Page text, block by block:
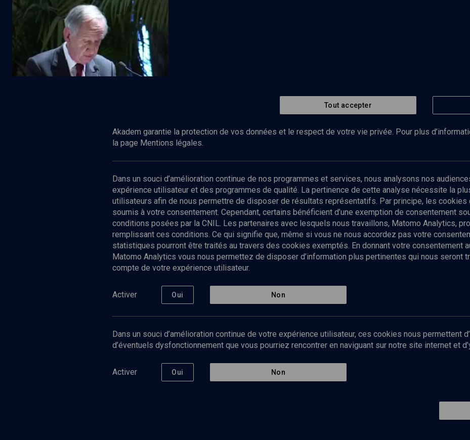
Abonnez-vous à notre newsletter
Envoyer
Nos Chaines
Culture
Limoud
Université
Podcast
Politique de protection des données
personnelles
Contact
Tout accepter
Akadem garantie la protection de vos données et le respect de votre vie privée. Pour plus
la page Mentions légales.
Dans un souci d’amélioration continue de nos programmes et services, nous analysons nos
expérience utilisateur et des programmes de qualité. La pertinence de cette analyse nécessite la
utilisateurs afin de nous permettre de disposer de résultats représentatifs. Par principe, les cookies
soumis à votre consentement. Cependant, certains bénéficient d’une exemption de consentement
conditions posées par la CNIL. Les partenaires avec lesquels nous travaillons, Matomo Analytics,
remplissant ces conditions. Ce qui signifie que, même si vous ne nous accordez pas votre
statistiques pourront être traités au travers des cookies exemptés. En donnant votre consentement
Matomo Analytics vous nous permettez de disposer d’information plus pertinentes qui nous seront
compte de votre expérience utilisateur.
Activer Oui Non
Dans un souci d’amélioration continue de votre expérience utilisateur, ces cookies nous permettent
d’éventuels dysfonctionnement que vous pourriez rencontrer en naviguant sur notre site internet et
Activer Oui Non